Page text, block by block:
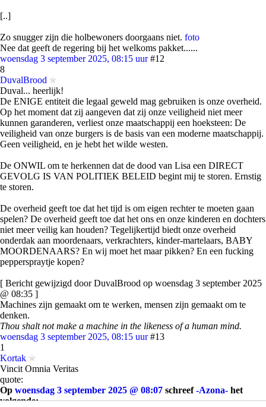
[..]
Zo snugger zijn die holbewoners doorgaans niet. foto
Nee dat geeft de regering bij het welkoms pakket......
woensdag 3 september 2025, 08:15 uur #12
8
DuvalBrood
Duval... heerlijk!
De ENIGE entiteit die legaal geweld mag gebruiken is onze overheid.
Op het moment dat zij aangeven dat zij onze veiligheid niet meer
kunnen garanderen, verliest onze maatschappij een hoeksteen: De
veiligheid van onze burgers is de basis van een moderne maatschappij.
Geen veiligheid, en je hebt het wilde westen.
De ONWIL om te herkennen dat de dood van Lisa een DIRECT
GEVOLG IS VAN POLITIEK BELEID begint mij te storen. Ernstig
te storen.
De overheid geeft toe dat het tijd is om eigen rechter te moeten gaan
spelen? De overheid geeft toe dat het ons en onze kinderen en dochters
niet meer veilig kan houden? Tegelijkertijd biedt onze overheid
onderdak aan moordenaars, verkrachters, kinder-martelaars, BABY
MOORDENAARS? En wij moet het maar pikken? En een fucking
pepperspraytje kopen?
[ Bericht gewijzigd door DuvalBrood op woensdag 3 september 2025
@ 08:35 ]
Machines zijn gemaakt om te werken, mensen zijn gemaakt om te
denken.
Thou shalt not make a machine in the likeness of a human mind.
woensdag 3 september 2025, 08:15 uur #13
1
Kortak
Vincit Omnia Veritas
quote:
Op woensdag 3 september 2025 @ 08:07 schreef-Azona- het
volgende: